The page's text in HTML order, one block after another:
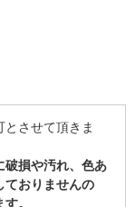
させて頂きま
破損や汚れ、色あ
ておりませんの
。